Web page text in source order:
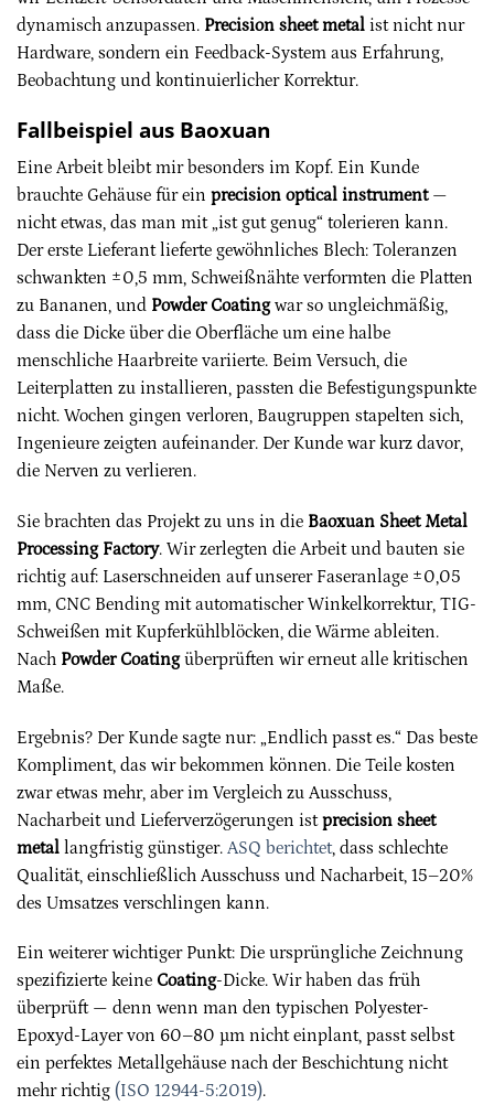
dynamisch anzupassen. Precision sheet metal ist nicht nur
Hardware, sondern ein Feedback-System aus Erfahrung,
Beobachtung und kontinuierlicher Korrektur.
Fallbeispiel aus Baoxuan
Eine Arbeit bleibt mir besonders im Kopf. Ein Kunde
brauchte Gehäuse für ein precision optical instrument—
nicht etwas, das man mit „ist gut genug“ tolerieren kann.
Der erste Lieferant lieferte gewöhnliches Blech: Toleranzen
schwankten ±0,5 mm, Schweißnähte verformten die Platten
zu Bananen, und Powder Coatingwar so ungleichmäßig,
dass die Dicke über die Oberfläche um eine halbe
menschliche Haarbreite variierte. Beim Versuch, die
Leiterplatten zu installieren, passten die Befestigungspunkte
nicht. Wochen gingen verloren, Baugruppen stapelten sich,
Ingenieure zeigten aufeinander. Der Kunde war kurz davor,
die Nerven zu verlieren.
Sie brachten das Projekt zu uns in die Baoxuan Sheet Metal
Processing Factory. Wir zerlegten die Arbeit und bauten sie
richtig auf: Laserschneiden auf unserer Faseranlage ±0,05
mm, CNC Bending mit automatischer Winkelkorrektur, TIG-
Schweißen mit Kupferkühlblöcken, die Wärme ableiten.
Nach Powder Coatingüberprüften wir erneut alle kritischen
Maße.
Ergebnis? Der Kunde sagte nur: „Endlich passt es.“ Das beste
Kompliment, das wir bekommen können. Die Teile kosten
zwar etwas mehr, aber im Vergleich zu Ausschuss,
Nacharbeit und Lieferverzögerungen istprecision sheet
metal langfristig günstiger. ASQ berichtet, dass schlechte
Qualität, einschließlich Ausschuss und Nacharbeit, 15–20%
des Umsatzes verschlingen kann.
Ein weiterer wichtiger Punkt: Die ursprüngliche Zeichnung
spezifizierte keine Coating-Dicke. Wir haben das früh
überprüft — denn wenn man den typischen Polyester-
Epoxyd-Layer von 60–80 µm nicht einplant, passt selbst
ein perfektes Metallgehäuse nach der Beschichtung nicht
mehr richtig (ISO 12944-5:2019).